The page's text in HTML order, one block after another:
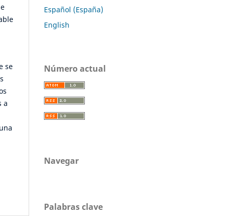
se
a
Español (España)
English
Número actual
Navegar
Palabras clave